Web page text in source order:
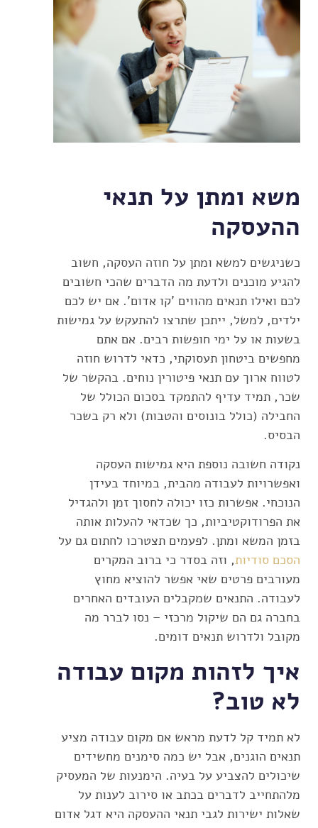
משא ומתן על תנאי
ההעסקה
כשניגשים למשא ומתן על חוזה העסקה, חשוב
להגיע מוכנים ולדעת מה הדברים שהכי חשובים
לכם ואילו תנאים מהווים 'קו אדום'. אם יש לכם
ילדים, למשל, ייתכן שתרצו להתעקש על גמישות
בשעות או על ימי חופשות רבים. אם אתם
מחפשים ביטחון תעסוקתי, כדאי לדרוש חוזה
לטווח ארוך עם תנאי פיטורין נוחים. בהקשר של
שכר, תמיד עדיף להתמקד בסכום הכולל של
החבילה (כולל בונוסים והטבות) ולא רק בשכר
הבסיס.
נקודה חשובה נוספת היא גמישות העסקה
ואפשרויות לעבודה מהבית, במיוחד בעידן
הנוכחי. אפשרות כזו יכולה לחסוך זמן ולהגדיל
את הפרודוקטיביות, כך שכדאי להעלות אותה
בזמן המשא ומתן. לפעמים תצטרכו לחתום גם על
הסכם סודיות, וזה בסדר כי ברוב המקרים
מעורבים פרטים שאי אפשר להוציא מחוץ
לעבודה. התנאים שמקבלים העובדים האחרים
בחברה גם הם שיקול מרכזי – נסו לברר מה
מקובל ולדרוש תנאים דומים.
איך לזהות מקום עבודה
לא טוב?
לא תמיד קל לדעת מראש אם מקום עבודה מציע
תנאים הוגנים, אבל יש כמה סימנים מחשידים
שיכולים להצביע על בעיה. הימנעות של המעסיק
מלהתחייב לדברים בכתב או סירוב לענות על
שאלות ישירות לגבי תנאי ההעסקה היא דגל אדום